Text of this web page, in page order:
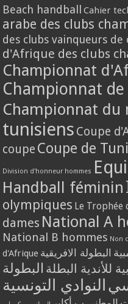
Beach handball Cahier
arabe des clubs
des clubs vainqueurs de
d'Afrique des clubs
Championnat
Championnat de
Championnat du
tunisiens Coupe
coupe Coupe de
Division d'honneur hommes
Handball féminin
olympiques Le Trophée
dames National A
National B hommes Non
d'Afrique البطولة الافريقية
للأندية البطلة البطولة
النوادي التونسية